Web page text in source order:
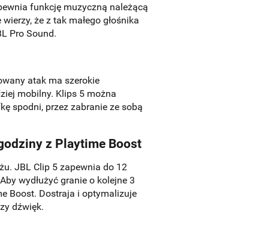
funkcję muzyczną należącą
że z tak małego głośnika
Pro Sound.
atak ma szerokie
mobilny. Klips 5 można
spodni, przez zabranie ze sobą
z Playtime Boost
JBL Clip 5 zapewnia do 12
wydłużyć granie o kolejne 3
Boost. Dostraja i optymalizuje
dźwięk.